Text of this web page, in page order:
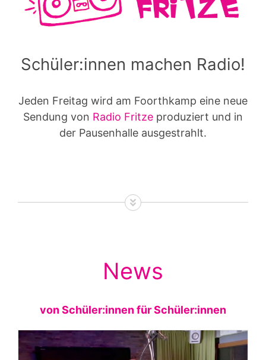
Schüler:innen machen Radio!
Jeden Freitag wird am Foorthkamp eine neue
Sendung von Radio Fritze produziert und in
der Pausenhalle ausgestrahlt.
News
von Schüler:innen für Schüler:innen